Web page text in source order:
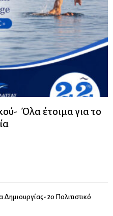
Όλα έτοιμα για το
2ο Πολιτιστικό